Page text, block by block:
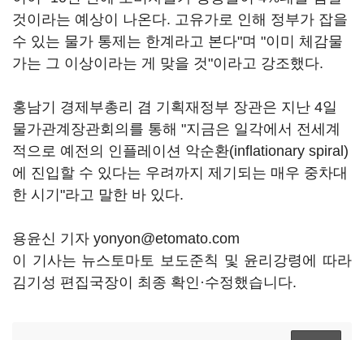
것이라는 예상이 나온다. 고유가로 인해 정부가 잡을
수 있는 물가 통제는 한계라고 본다"며 "이미 체감물
가는 그 이상이라는 게 맞을 것"이라고 강조했다.
홍남기 경제부총리 겸 기획재정부 장관은 지난 4일
물가관계장관회의를 통해 "지금은 일각에서 전세계
적으로 예전의 인플레이션 악순환(inflationary spiral)
에 진입할 수 있다는 우려까지 제기되는 매우 중차대
한 시기"라고 말한 바 있다.
용윤신 기자 yonyon@etomato.com
이 기사는 뉴스토마토 보도준칙 및 윤리강령에 따라
김기성 편집국장이 최종 확인·수정했습니다.